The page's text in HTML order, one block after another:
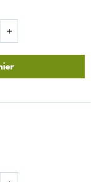
add